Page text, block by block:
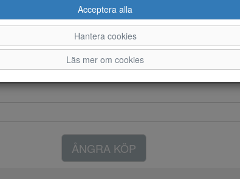
ÅNGRA KÖP
Acceptera alla
Hantera cookies
Läs mer om cookies